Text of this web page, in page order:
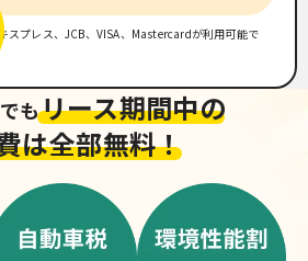
スプレス、JCB、VISA、Mastercardが利用可能で
もリース期間中の
は全部無料！